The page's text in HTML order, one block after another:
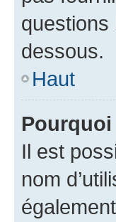
questions
dessous.
Haut
Pourquoi
Il est
nom